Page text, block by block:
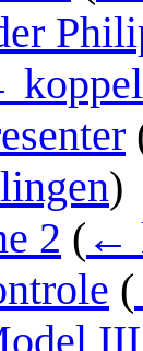
)
2 ( ←
(
III